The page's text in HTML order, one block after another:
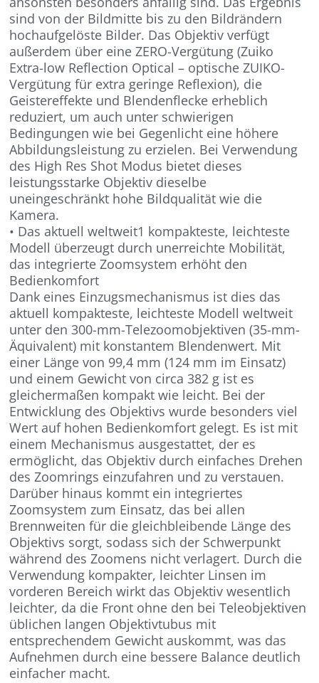
sind von der Bildmitte bis zu den Bildrändern
hochaufgelöste Bilder. Das Objektiv verfügt
außerdem über eine ZERO-Vergütung (Zuiko
Extra-low Reflection Optical – optische ZUIKO-
Vergütung für extra geringe Reflexion), die
Geistereffekte und Blendenflecke erheblich
reduziert, um auch unter schwierigen
Bedingungen wie bei Gegenlicht eine höhere
Abbildungsleistung zu erzielen. Bei Verwendung
des High Res Shot Modus bietet dieses
leistungsstarke Objektiv dieselbe
uneingeschränkt hohe Bildqualität wie die
Kamera.
• Das aktuell weltweit1 kompakteste, leichteste
Modell überzeugt durch unerreichte Mobilität,
das integrierte Zoomsystem erhöht den
Bedienkomfort
Dank eines Einzugsmechanismus ist dies das
aktuell kompakteste, leichteste Modell weltweit
unter den 300-mm-Telezoomobjektiven (35-mm-
Äquivalent) mit konstantem Blendenwert. Mit
einer Länge von 99,4 mm (124 mm im Einsatz)
und einem Gewicht von circa 382 g ist es
gleichermaßen kompakt wie leicht. Bei der
Entwicklung des Objektivs wurde besonders viel
Wert auf hohen Bedienkomfort gelegt. Es ist mit
einem Mechanismus ausgestattet, der es
ermöglicht, das Objektiv durch einfaches Drehen
des Zoomrings einzufahren und zu verstauen.
Darüber hinaus kommt ein integriertes
Zoomsystem zum Einsatz, das bei allen
Brennweiten für die gleichbleibende Länge des
Objektivs sorgt, sodass sich der Schwerpunkt
während des Zoomens nicht verlagert. Durch die
Verwendung kompakter, leichter Linsen im
vorderen Bereich wirkt das Objektiv wesentlich
leichter, da die Front ohne den bei Teleobjektiven
üblichen langen Objektivtubus mit
entsprechendem Gewicht auskommt, was das
Aufnehmen durch eine bessere Balance deutlich
einfacher macht.